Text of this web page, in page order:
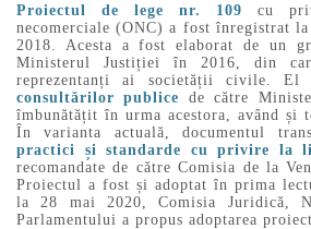
Proiectul de lege nr. 109 cu
necomerciale (ONC) a fost înregistrat
2018. Acesta a fost elaborat de un
Ministerul Justiției în 2016, din
reprezentanți ai societății civile. El
consultărilor publice de către
îmbunătățit în urma acestora, având și
În varianta actuală, documentul
practici și standarde cu privire la
recomandate de către Comisia de la
Proiectul a fost și adoptat în prima
la 28 mai 2020, Comisia Juridică,
Parlamentului a propus adoptarea